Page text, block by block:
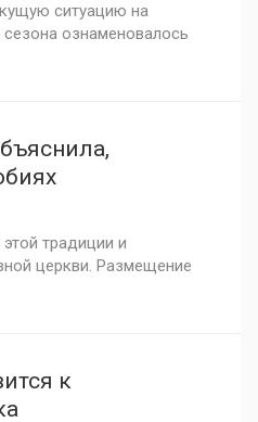
ситуацию на
ознаменовалось
традиции и
церкви. Размещение
к